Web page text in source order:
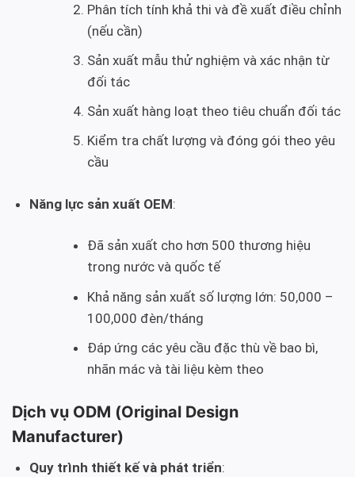
Phân tích tính khả thi và đề xuất điều chỉnh
(nếu cần)
Sản xuất mẫu thử nghiệm và xác nhận từ
đối tác
Sản xuất hàng loạt theo tiêu chuẩn đối tác
Kiểm tra chất lượng và đóng gói theo yêu
cầu
Năng lực sản xuất OEM:
Đã sản xuất cho hơn 500 thương hiệu
trong nước và quốc tế
Khả năng sản xuất số lượng lớn: 50,000 –
100,000 đèn/tháng
Đáp ứng các yêu cầu đặc thù về bao bì,
nhãn mác và tài liệu kèm theo
Dịch vụ ODM (Original Design
Manufacturer)
Quy trình thiết kế và phát triển: